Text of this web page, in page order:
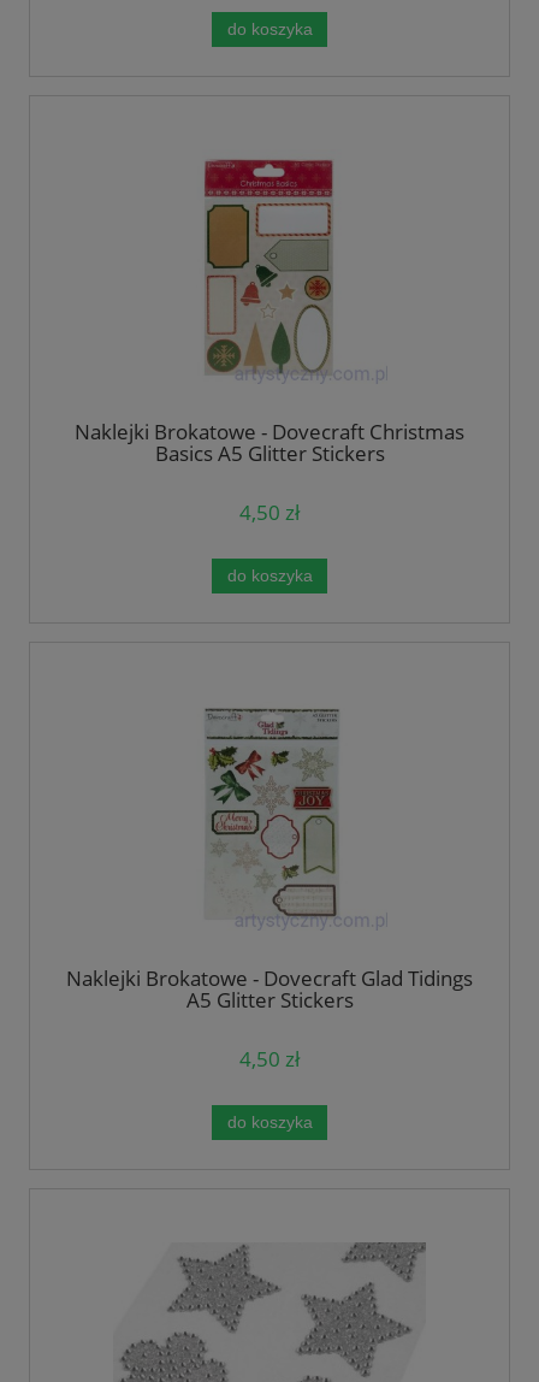
do koszyka
Naklejki Brokatowe - Dovecraft Christmas
Basics A5 Glitter Stickers
4,50 zł
do koszyka
Naklejki Brokatowe - Dovecraft Glad Tidings
A5 Glitter Stickers
4,50 zł
do koszyka